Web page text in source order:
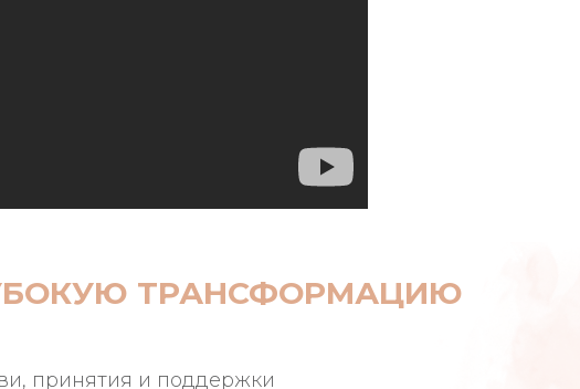
принятия и поддержки
ТРАНСФОРМАЦИЮ